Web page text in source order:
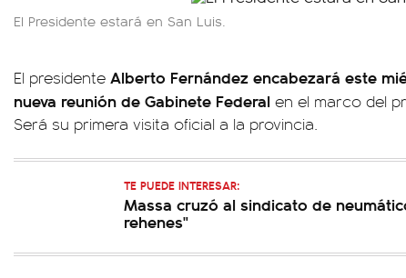
El Presidente estará en San Luis.
El presidente Alberto Fernández encabezará este
nueva reunión de Gabinete Federal en el marco del
Será su primera visita oficial a la provincia.
TE PUEDE INTERESAR:
Massa cruzó al sindicato de
rehenes"